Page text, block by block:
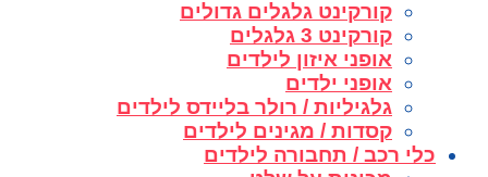
קורקינט גלגלים גדולים
קורקינט 3 גלגלים
אופני איזון לילדים
אופני ילדים
גלגיליות / רולר בליידס לילדים
קסדות / מגינים לילדים
כלי רכב / תחבורה לילדים